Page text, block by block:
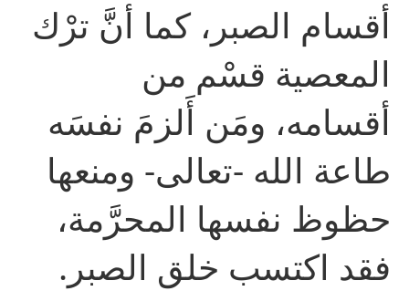
أقسام الصبر، كما أنَّ ترْك
المعصية قسْم من
أقسامه، ومَن أَلزمَ نفسَه
طاعة الله -تعالى- ومنعها
حظوظ نفسها المحرَّمة،
فقد اكتسب خلق الصبر.